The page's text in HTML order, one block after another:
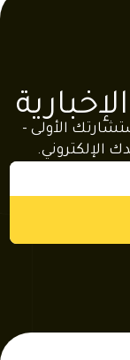
على استشارتك الأولى -